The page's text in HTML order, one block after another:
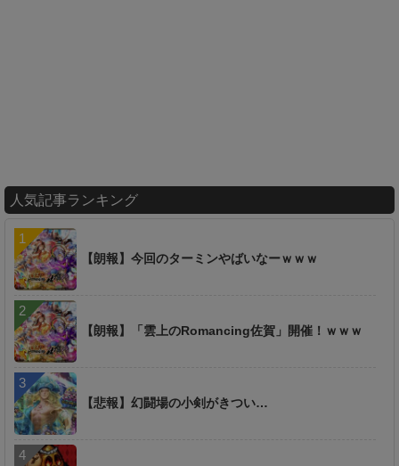
人気記事ランキング
【朗報】今回のターミンやばいなーｗｗｗ
【朗報】「雲上のRomancing佐賀」開催！ｗｗｗ
【悲報】幻闘場の小剣がきつい…